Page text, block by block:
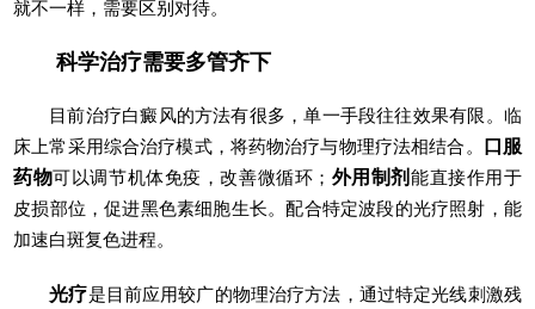
就不一样，需要区别对待。
科学治疗需要多管齐下
目前治疗白癜风的方法有很多，单一手段往往效果有限。临
床上常采用综合治疗模式，将药物治疗与物理疗法相结合。
口服
药物可以调节机体免疫，改善微循环； 外用制剂 能直接作用于
皮损部位，促进黑色素细胞生长。配合特定波段的光疗照射，能
加速白斑复色进程。
光疗是目前应用较广的物理治疗方法，通过特定光线刺激残